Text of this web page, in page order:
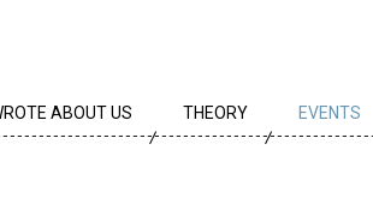
ABOUT US THEORY EVENTS